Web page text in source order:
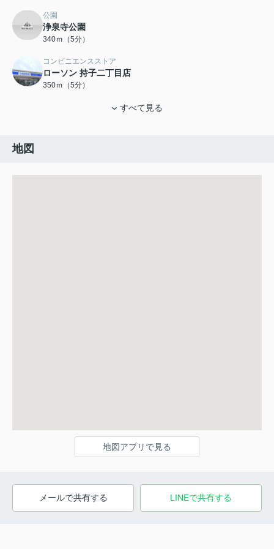
公園
浄泉寺公園
340ｍ（5分）
コンビニエンスストア
ローソン 持子二丁目店
350ｍ（5分）
すべて見る
地図
地図アプリで見る
メールで共有する LINEで共有する